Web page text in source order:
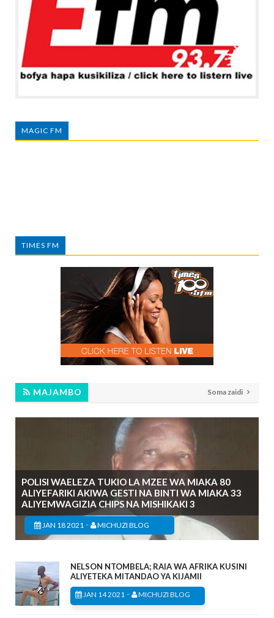
MAGIC FM
TIMES FM
MAJAMBO Soma zaidi
POLISI WAELEZA TUKIO LA MZEE WA MIAKA 80
ALIYEFARIKI AKIWA GESTI NA BINTI WA MIAKA 33
ALIYEMWAGIZIA CHIPS NA MISHIKAKI 3
JAN 18 2021 - MICHUZI BLOG
NELSON NTOMBELA; RAIA WA AFRIKA KUSINI
ALIYETEKA MITANDAO YA KIJAMII
JAN 14 2021 - MICHUZI BLOG